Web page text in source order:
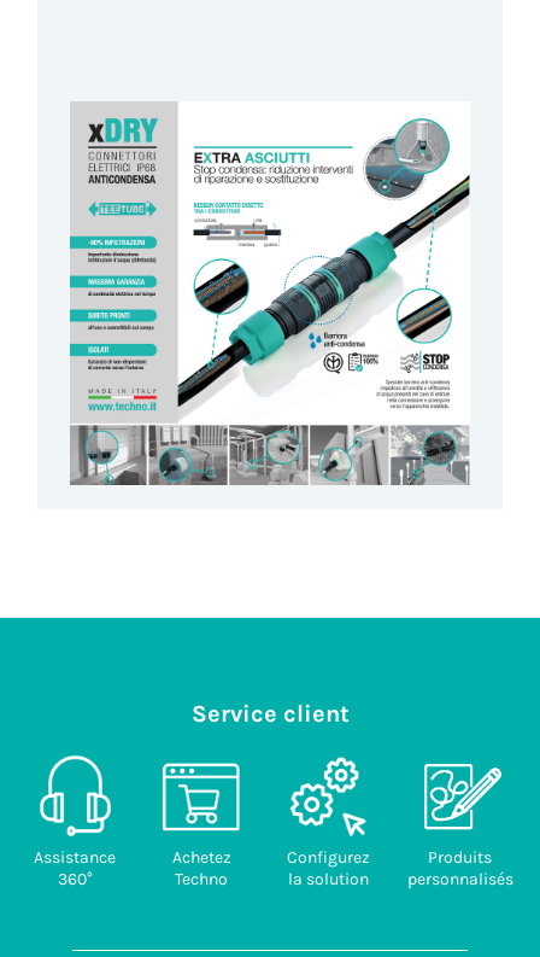
Service client
Assistance
360°
Achetez
Techno
Configurez
la solution
Produits
personnalisés